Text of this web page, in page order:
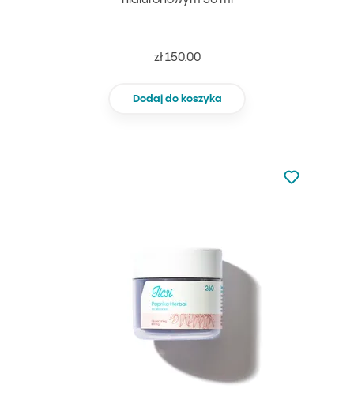
zł 150.00
Dodaj do koszyka
Nie dodano
Dodaj do